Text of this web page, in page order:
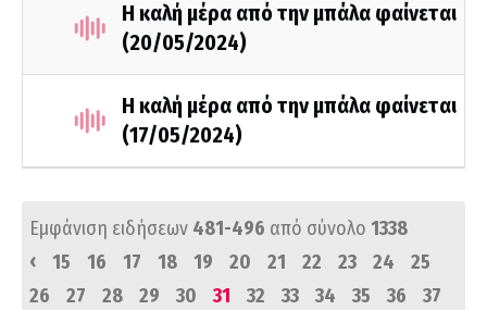
Η καλή μέρα από την μπάλα φαίνεται
(20/05/2024)
Η καλή μέρα από την μπάλα φαίνεται
(17/05/2024)
Εμφάνιση ειδήσεων 481-496 από σύνολο 1338
‹
15 16 17 18 19 20 21 22 23 24
25
26
27 28 29 30 31 32 33 34 35 36
37